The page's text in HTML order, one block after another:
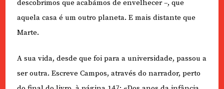
descobrimos que acabámos de envelhecer –, que
aquela casa é um outro planeta. E mais distante que
Marte.
A sua vida, desde que foi para a universidade, passou a
ser outra. Escreve Campos, através do narrador, perto